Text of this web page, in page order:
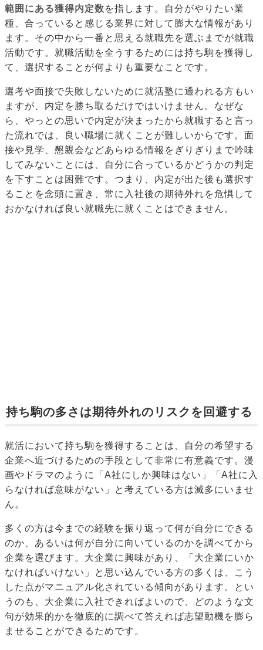
範囲にある獲得内定数を指します。自分がやりたい業
種、合っていると感じる業界に対して膨大な情報があり
ます。その中から一番と思える就職先を選ぶまでが就職
活動です。就職活動を全うするためには持ち駒を獲得し
て、選択することが何よりも重要なことです。
選考や面接で失敗しないために就活塾に通われる方もい
ますが、内定を勝ち取るだけではいけません。なぜな
ら、やっとの思いで内定が決まったから就職すると言っ
た流れでは、良い職場に就くことが難しいからです。面
接や見学、懇親会などあらゆる情報をぎりぎりまで吟味
してみないことには、自分に合っているかどうかの判定
を下すことは困難です。つまり、内定が出た後も選択す
ることを念頭に置き、常に入社後の期待外れを危惧して
おかなければ良い就職先に就くことはできません。
持ち駒の多さは期待外れのリスクを回避する
就活において持ち駒を獲得することは、自分の希望する
企業へ近づけるための手段として非常に有意義です。漫
画やドラマのように「A社にしか興味はない」「A社に入
らなければ意味がない」と考えている方は滅多にいませ
ん。
多くの方は今までの経験を振り返って何が自分にできる
のか、あるいは何が自分に向いているのかを調べてから
企業を選びます。大企業に興味があり、「大企業にいか
なければいけない」と思い込んでいる方の多くは、こう
した点がマニュアル化されている傾向があります。とい
うのも、大企業に入社できればよいので、どのような文
句が効果的かを徹底的に調べて答えれば志望動機を膨ら
ませることができるためです。